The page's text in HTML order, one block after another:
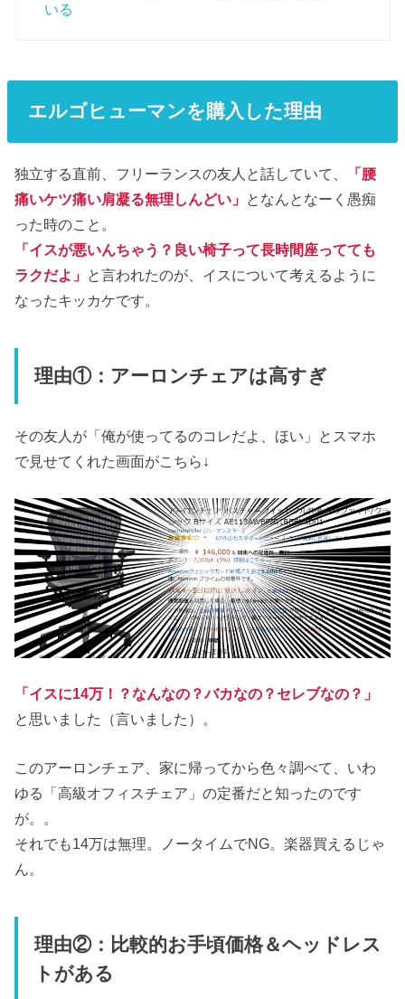
いる
エルゴヒューマンを購入した理由
独立する直前、フリーランスの友人と話していて、
「腰
痛いケツ痛い肩凝る無理しんどい」 となんとなーく愚痴
った時のこと。
「イスが悪いんちゃう？良い椅子って長時間座ってても
ラクだよ」 と言われたのが、イスについて考えるように
なったキッカケです。
理由①：アーロンチェアは高すぎ
その友人が「俺が使ってるのコレだよ、ほい」とスマホ
で見せてくれた画面がこちら↓
「イスに14万！？なんなの？バカなの？セレブなの？」
と思いました（言いました）。
このアーロンチェア、家に帰ってから色々調べて、いわ
ゆる「高級オフィスチェア」の定番だと知ったのです
が。。
それでも14万は無理。ノータイムでNG。楽器買えるじゃ
ん。
理由②：比較的お手頃価格＆ヘッドレス
トがある